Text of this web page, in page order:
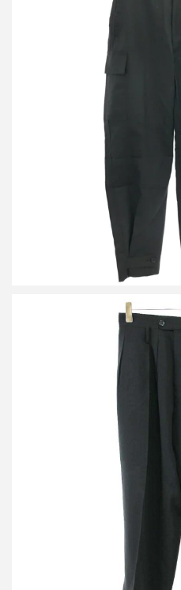
レインメーカー 26SS
詳し
レインメーカー 25AW ワイド